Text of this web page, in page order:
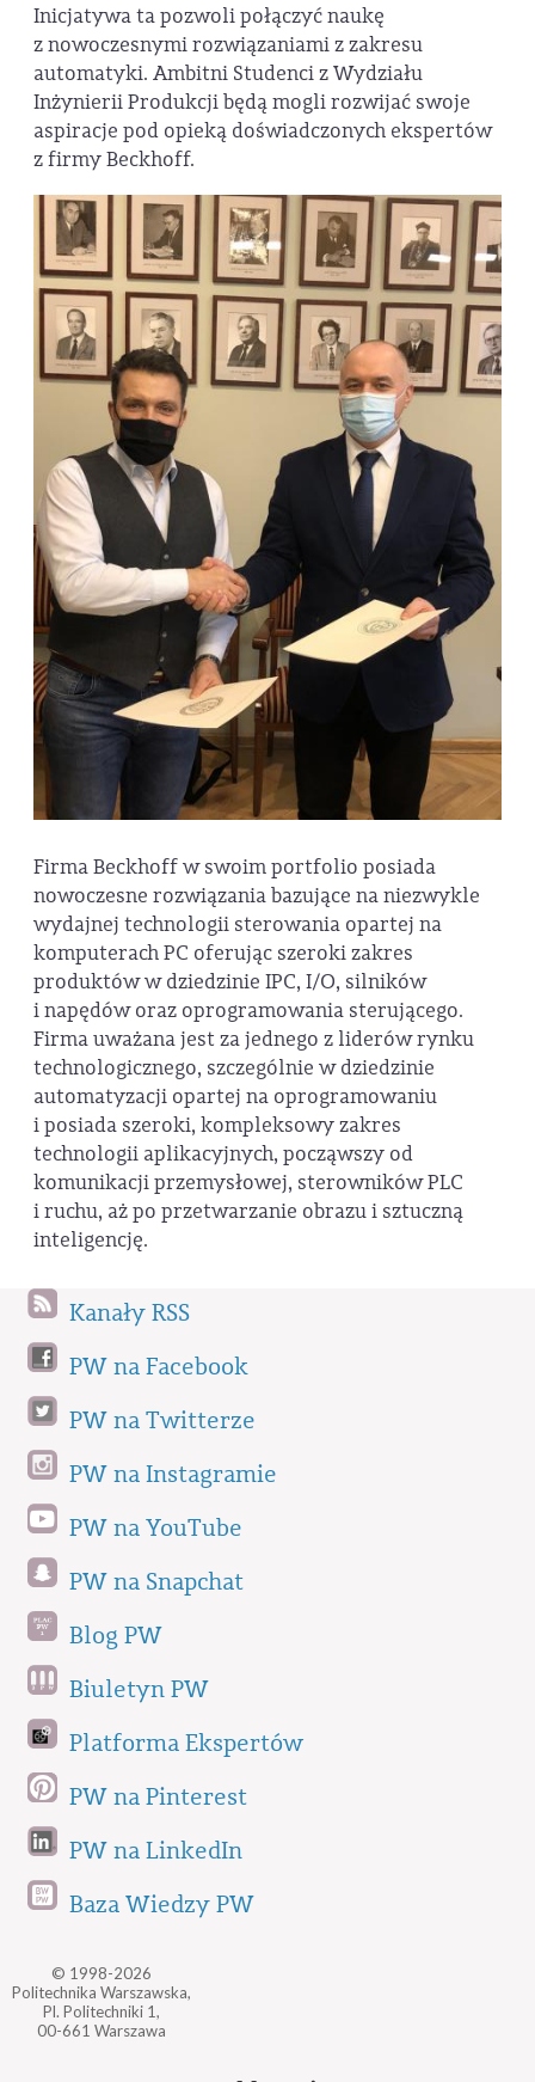
Inicjatywa ta pozwoli połączyć naukę
z nowoczesnymi rozwiązaniami z zakresu
automatyki. Ambitni Studenci z Wydziału
Inżynierii Produkcji będą mogli rozwijać swoje
aspiracje pod opieką doświadczonych ekspertów
z firmy Beckhoff.
Firma Beckhoff w swoim portfolio posiada
nowoczesne rozwiązania bazujące na niezwykle
wydajnej technologii sterowania opartej na
komputerach PC oferując szeroki zakres
produktów w dziedzinie IPC, I/O, silników
i napędów oraz oprogramowania sterującego.
Firma uważana jest za jednego z liderów rynku
technologicznego, szczególnie w dziedzinie
automatyzacji opartej na oprogramowaniu
i posiada szeroki, kompleksowy zakres
technologii aplikacyjnych, począwszy od
komunikacji przemysłowej, sterowników PLC
i ruchu, aż po przetwarzanie obrazu i sztuczną
inteligencję.
Kanały RSS
PW na Facebook
PW na Twitterze
PW na Instagramie
PW na YouTube
PW na Snapchat
Blog PW
Biuletyn PW
Platforma Ekspertów
PW na Pinterest
PW na LinkedIn
Baza Wiedzy PW
© 1998-2026
Politechnika Warszawska,
Pl. Politechniki 1,
00-661 Warszawa